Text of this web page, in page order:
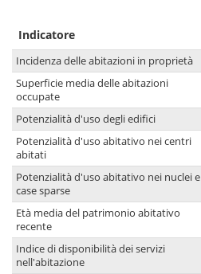
Indicatore
Incidenza delle abitazioni in proprietà
Superficie media delle abitazioni
occupate
Potenzialità d'uso degli edifici
Potenzialità d'uso abitativo nei centri
abitati
Potenzialità d'uso abitativo nei nuclei e
case sparse
Età media del patrimonio abitativo
recente
Indice di disponibilità dei servizi
nell'abitazione